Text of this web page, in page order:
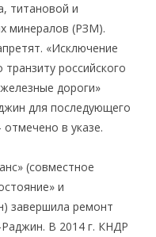
титановой и
минералов (РЗМ).
«Исключение
российского
дороги»
для последующего
в указе.
(совместное
и
завершила ремонт
В 2014 г. КНДР